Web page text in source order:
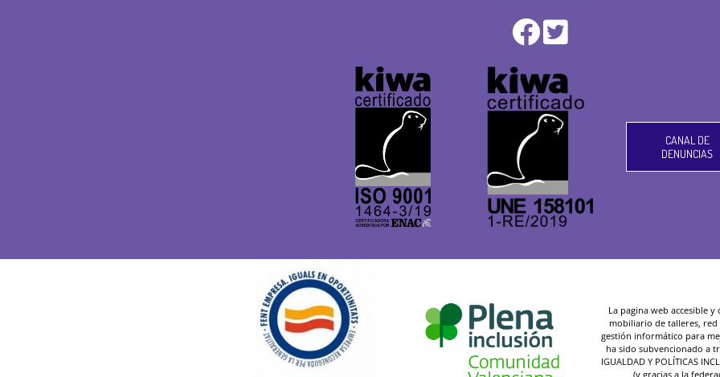
CANAL DE
DENUNCIAS
La pagina web accesible
mobiliario de talleres,
gestión informático para
ha sido subvencionado a
IGUALDAD Y POLÍTICAS
(y gracias a la